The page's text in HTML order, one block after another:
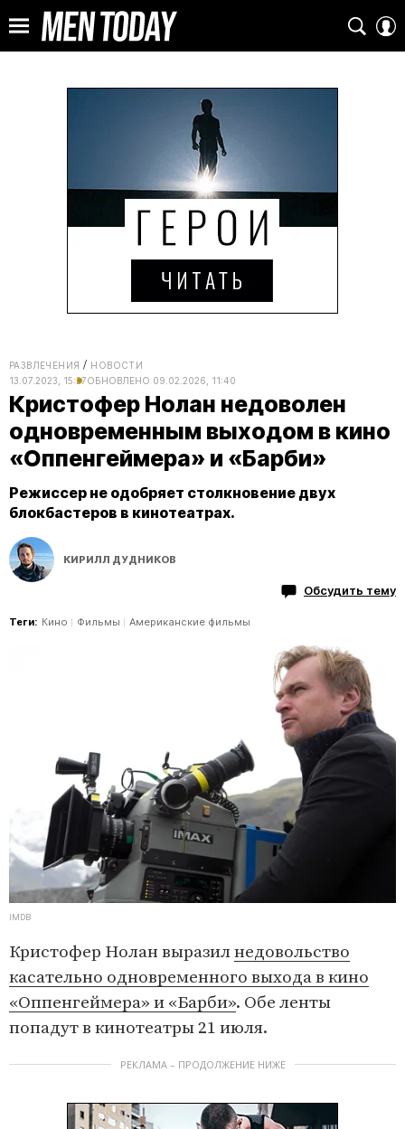
РАЗВЛЕЧЕНИЯ
НОВОСТИ
13.07.2023, 15:27ОБНОВЛЕНО 09.02.2026, 11:40
Кристофер Нолан недоволен
одновременным выходом в кино
«Оппенгеймера» и «Барби»
Режиссер не одобряет столкновение двух
блокбастеров в кинотеатрах.
КИРИЛЛ ДУДНИКОВ
Обсудить тему
Теги: Кино Фильмы Американские фильмы
IMDB
Кристофер Нолан выразилнедовольство
касательно одновременного выхода в кино
«Оппенгеймера» и «Барби». Обе ленты
попадут в кинотеатры 21 июля.
РЕКЛАМА – ПРОДОЛЖЕНИЕ НИЖЕ